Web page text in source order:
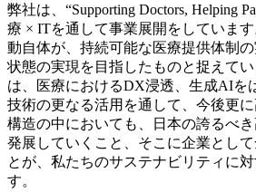
弊社は、“Supporting Doctors, Helping
療 × ITを通して事業展開をしていま
動自体が、持続可能な医療提供体制
状態の実現を目指したものと捉えて
は、医療におけるDX浸透、生成AIを
技術の更なる活用を通して、今後更
構造の中においても、日本の誇るべ
発展していくこと、そこに企業とし
とが、私たちのサステナビリティに
す。